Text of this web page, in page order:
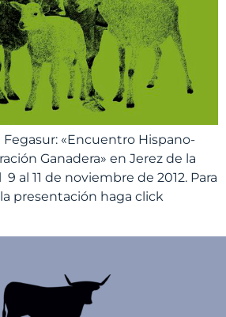
Fegasur: «Encuentro Hispano-
Ganadera» en Jerez de la
al 11 de noviembre de 2012. Para
presentación haga click